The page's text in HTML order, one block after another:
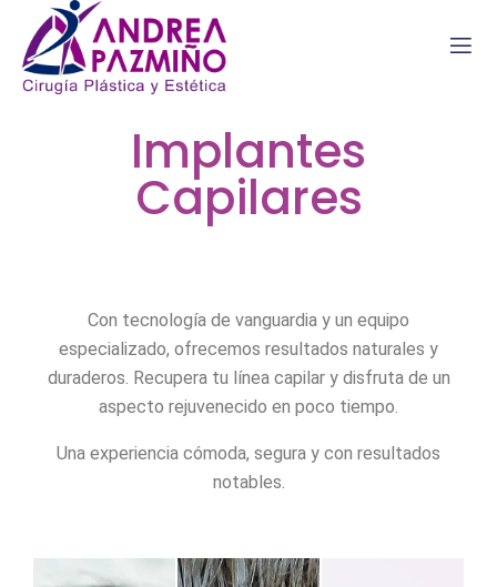
Implantes
Capilares
Con tecnología de vanguardia y un equipo
especializado, ofrecemos resultados naturales y
duraderos. Recupera tu línea capilar y disfruta de un
aspecto rejuvenecido en poco tiempo.
Una experiencia cómoda, segura y con resultados
notables.